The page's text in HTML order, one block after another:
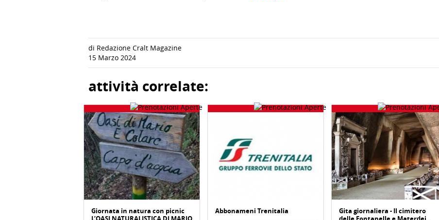
di Redazione Cralt Magazine
15 Marzo 2024
attività correlate:
Giornata in natura con picnic
Abbonameni Trenitalia
Gita giornaliera - Il cimitero